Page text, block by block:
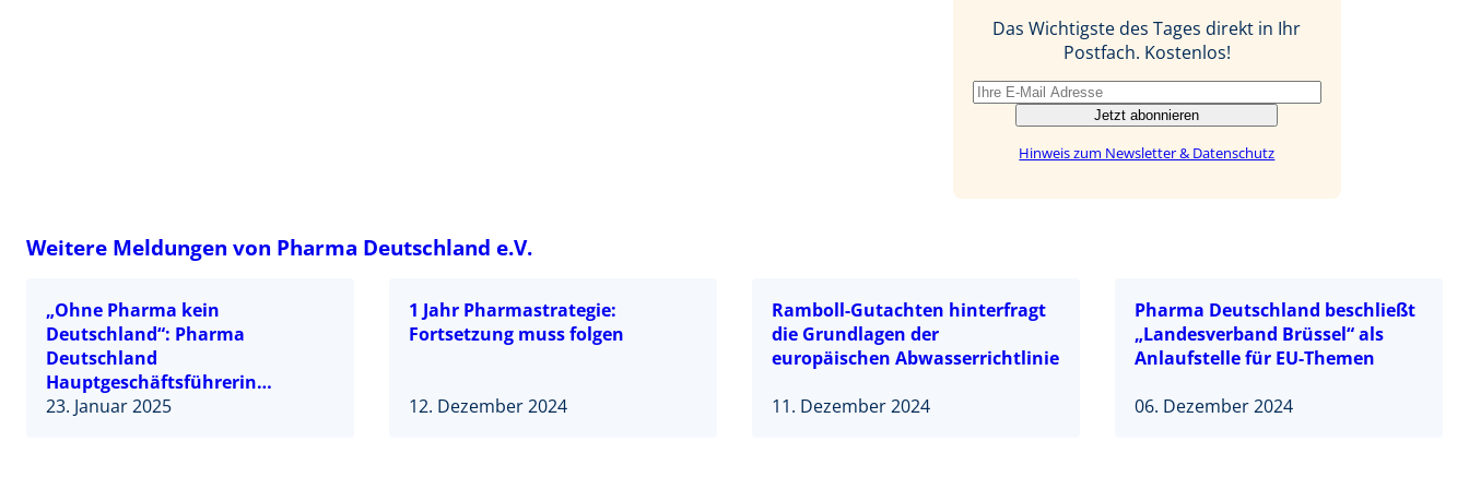
n
Das Wichtigste des Tages direkt in Ihr
Postfach. Kostenlos!
Jetzt abonnieren
Hinweis zum Newsletter & Datenschutz
Weitere Meldungen von Pharma Deutschland e.V.
„Ohne Pharma kein
Deutschland“: Pharma
Deutschland
Hauptgeschäftsführerin
Dorothee Brakmann betont
23. Januar 2025
1 Jahr Pharmastrategie:
Fortsetzung muss folgen
12. Dezember 2024
Ramboll-Gutachten hinterfragt
die Grundlagen der
europäischen Abwasserrichtlinie
11. Dezember 2024
Pharma Deutschland beschließt
„Landesverband Brüssel“ als
Anlaufstelle für EU-Themen
06. Dezember 2024